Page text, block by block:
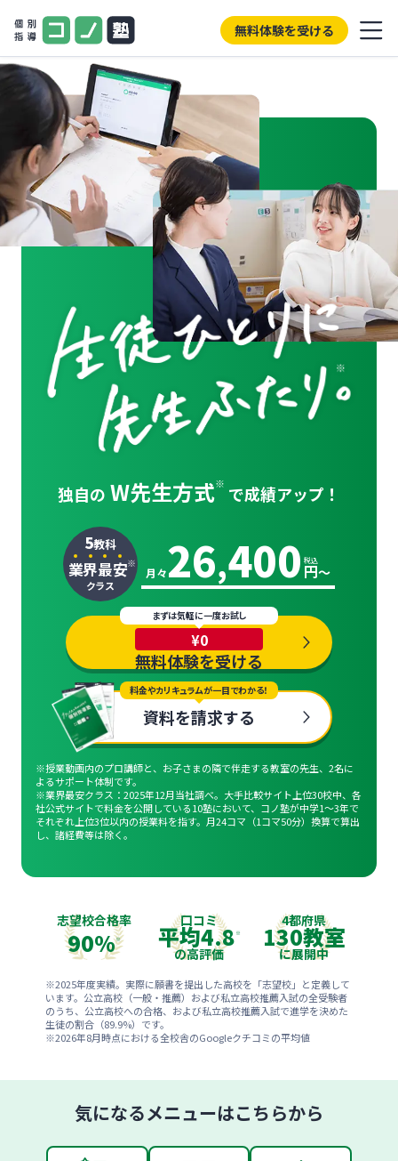
無料体験を受ける
独自の W先生方式※ で成績アップ！
5教科
業界最安※
クラス
月々26,400 税込
円〜
まずは気軽に一度お試し
¥0
無料体験を受ける
料金やカリキュラムが一目でわかる！
資料を請求する
※授業動画内のプロ講師と、お子さまの隣で伴走する教室の先生、2名に
よるサポート体制です。
※業界最安クラス：2025年12月当社調べ。大手比較サイト上位30校中、各
社公式サイトで料金を公開している10塾において、コノ塾が中学1〜3年で
それぞれ上位3位以内の授業料を指す。月24コマ（1コマ50分）換算で算出
し、諸経費等は除く。
志望校合格率
90%※
口コミ
平均4.8 ※
の高評価
4都府県
130教室
に展開中
※2025年度実績。実際に願書を提出した高校を「志望校」と定義して
います。公立高校（一般・推薦）および私立高校推薦入試の全受験者
のうち、公立高校への合格、および私立高校推薦入試で進学を決めた
生徒の割合（89.9%）です。
※2026年8月時点における全校舎のGoogleクチコミの平均値
気になるメニューはこちらから